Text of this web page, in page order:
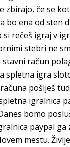
zbirajo, če se
bo ena od sten
si rečeš igraj v
stebri ne
stavni račun
spletna igra
pošlješ
igralnica
bomo
paypal
mestu.